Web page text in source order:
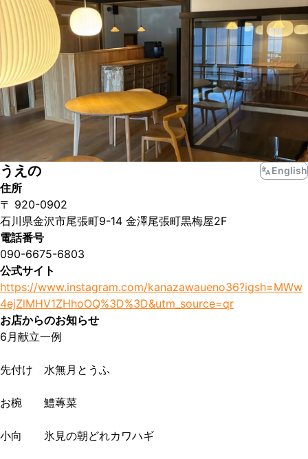
うえの English
住所
〒 920-0902
石川県金沢市尾張町9-14 金澤尾張町黒梅屋2F
電話番号
090-6675-6803
公式サイト
https://www.instagram.com/kanazawaueno36?igsh=MWw
4ejZlMHV1ZHhoOQ%3D%3D&utm_source=qr
お店からのお知らせ
6月献立一例
先付け　水無月とうふ
お椀　　鱧蓴菜
小向　　氷見の朝どれカワハギ